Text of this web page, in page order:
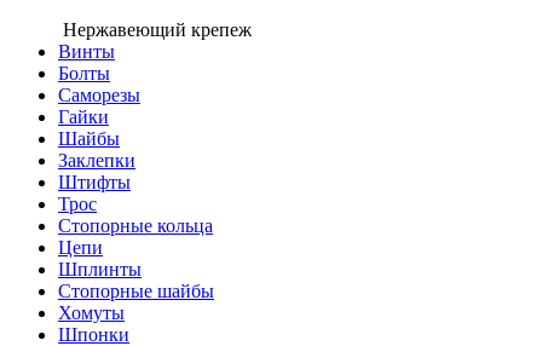
Нержавеющий крепеж
Винты
Болты
Саморезы
Гайки
Шайбы
Заклепки
Штифты
Трос
Стопорные кольца
Цепи
Шплинты
Стопорные шайбы
Хомуты
Шпонки